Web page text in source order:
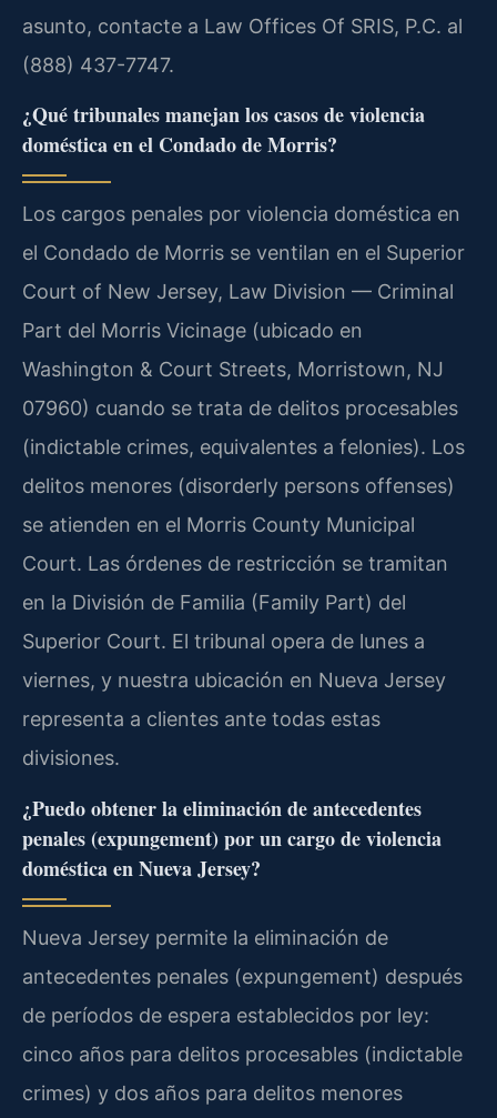
asunto, contacte a Law Offices Of SRIS, P.C. al
(888) 437-7747.
¿Qué tribunales manejan los casos de violencia
doméstica en el Condado de Morris?
Los cargos penales por violencia doméstica en
el Condado de Morris se ventilan en el Superior
Court of New Jersey, Law Division — Criminal
Part del Morris Vicinage (ubicado en
Washington & Court Streets, Morristown, NJ
07960) cuando se trata de delitos procesables
(indictable crimes, equivalentes a felonies). Los
delitos menores (disorderly persons offenses)
se atienden en el Morris County Municipal
Court. Las órdenes de restricción se tramitan
en la División de Familia (Family Part) del
Superior Court. El tribunal opera de lunes a
viernes, y nuestra ubicación en Nueva Jersey
representa a clientes ante todas estas
divisiones.
¿Puedo obtener la eliminación de antecedentes
penales (expungement) por un cargo de violencia
doméstica en Nueva Jersey?
Nueva Jersey permite la eliminación de
antecedentes penales (expungement) después
de períodos de espera establecidos por ley:
cinco años para delitos procesables (indictable
crimes) y dos años para delitos menores